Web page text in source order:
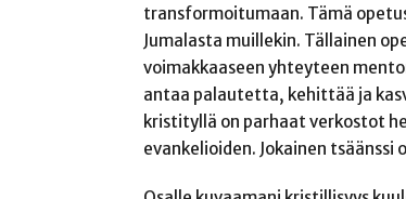
transformoitumaan. Tämä
Jumalasta muillekin. Tällainen
voimakkaaseen yhteyteen
antaa palautetta, kehittää ja
kristityllä on parhaat verkostot
evankelioiden. Jokainen tsäänssi